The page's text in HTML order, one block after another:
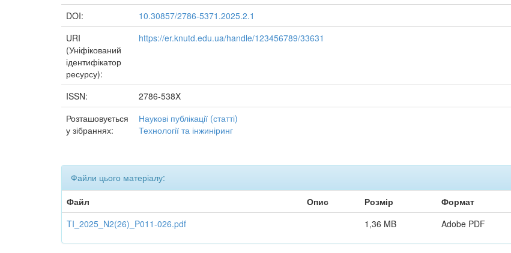
DOI:
10.30857/2786-5371.2025.2.1
URI
(Уніфікований
ідентифікатор
ресурсу):
https://er.knutd.edu.ua/handle/123456789/33631
ISSN:
2786-538X
Розташовується
у зібраннях:
Наукові публікації (статті)
Технології та інжиніринг
Файли цього матеріалу:
Файл
Опис Розмір
Формат
TI_2025_N2(26)_P011-026.pdf
1,36 MB Adobe PDF